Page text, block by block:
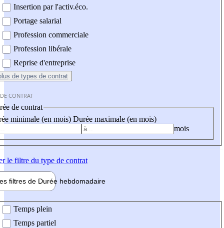
Insertion par l'activ.éco.
Portage salarial
Profession commerciale
Profession libérale
Reprise d'entreprise
de types de contrat
CONTRAT
de contrat
minimale (en mois) Durée maximale (en mois)
mois
le filtre du type de contrat
filtres de Durée hebdomadaire
Temps plein
Temps partiel